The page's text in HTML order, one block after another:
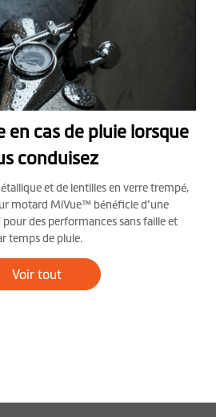
en cas de pluie lorsque
conduisez
et de lentilles en verre trempé,
motard MiVue™ bénéficie d’une
des performances sans faille et
temps de pluie.
Voir tout